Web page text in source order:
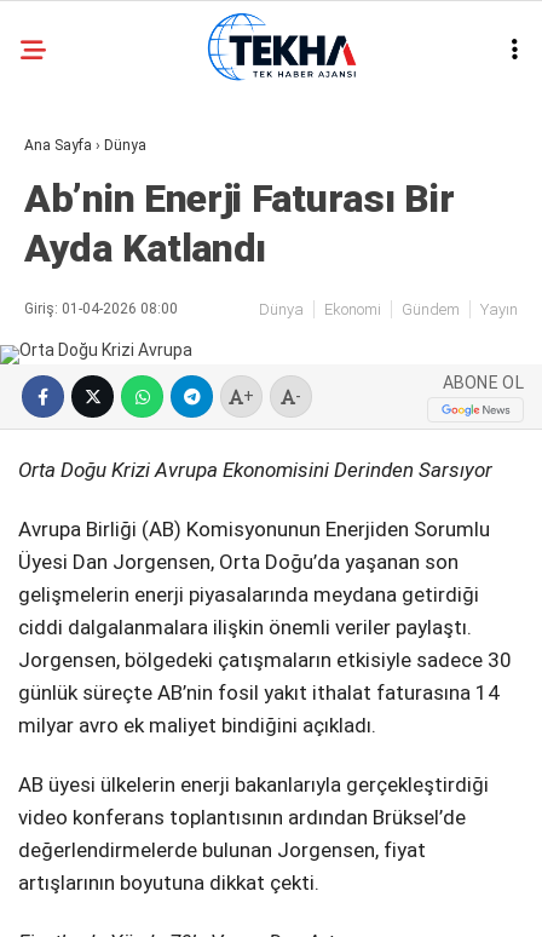
WhatsApp İhbar
Hattı
Facebook
21.8
ASAYIŞ
GÜNDEM
EKONOMI
POLITIKA
METEOROLOJI
SPOR
SERVISLER
Ana Sayfa › Dünya
Ab’nin Enerji Faturası Bir
Ayda Katlandı
Giriş: 01-04-2026 08:00 Dünya Ekonomi Gündem Yayın
+ -
ABONE OL
Orta Doğu Krizi Avrupa Ekonomisini Derinden Sarsıyor
Avrupa Birliği (AB) Komisyonunun Enerjiden Sorumlu
Üyesi Dan Jorgensen, Orta Doğu’da yaşanan son
gelişmelerin enerji piyasalarında meydana getirdiği
ciddi dalgalanmalara ilişkin önemli veriler paylaştı.
Jorgensen, bölgedeki çatışmaların etkisiyle sadece 30
günlük süreçte AB’nin fosil yakıt ithalat faturasına 14
milyar avro ek maliyet bindiğini açıkladı.
AB üyesi ülkelerin enerji bakanlarıyla gerçekleştirdiği
video konferans toplantısının ardından Brüksel’de
değerlendirmelerde bulunan Jorgensen, fiyat
artışlarının boyutuna dikkat çekti.